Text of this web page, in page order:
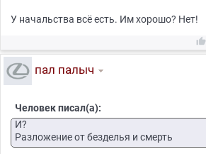
У начальства всё есть. Им хорошо? Нет!

пал палыч
Человек писал(а):
И?
Разложение от безделья и смерть